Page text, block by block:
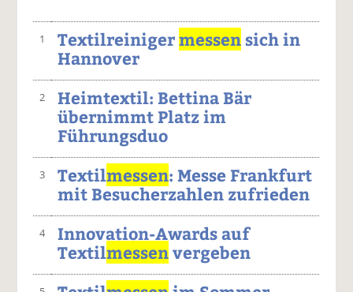
1 Textilreinigermessensich in
Hannover
2
Heimtextil: Bettina Bär
übernimmt Platz im
Führungsduo
3 Textilmessen: Messe Frankfurt
mit Besucherzahlen zufrieden
4
Innovation-Awards auf
Textilmessenvergeben